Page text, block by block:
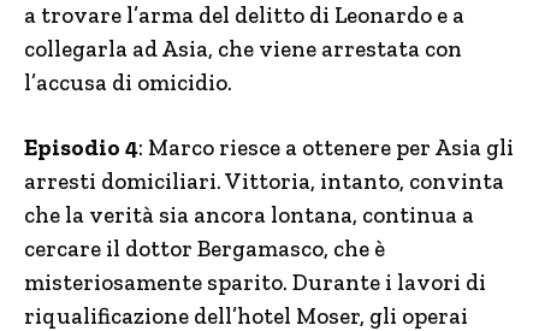
a trovare l’arma del delitto di Leonardo e a
collegarla ad Asia, che viene arrestata con
l’accusa di omicidio.
Episodio 4: Marco riesce a ottenere per Asia gli
arresti domiciliari. Vittoria, intanto, convinta
che la verità sia ancora lontana, continua a
cercare il dottor Bergamasco, che è
misteriosamente sparito. Durante i lavori di
riqualificazione dell’hotel Moser, gli operai